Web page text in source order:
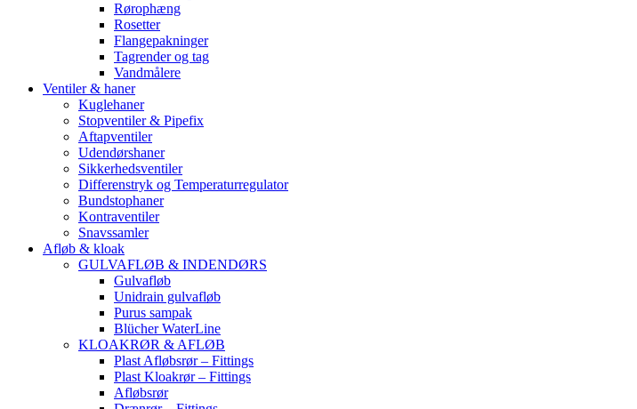
Rørophæng
Rosetter
Flangepakninger
Tagrender og tag
Vandmålere
Ventiler & haner
Kuglehaner
Stopventiler & Pipefix
Aftapventiler
Udendørshaner
Sikkerhedsventiler
Differenstryk og Temperaturregulator
Bundstophaner
Kontraventiler
Snavssamler
Afløb & kloak
GULVAFLØB & INDENDØRS
Gulvafløb
Unidrain gulvafløb
Purus sampak
Blücher WaterLine
KLOAKRØR & AFLØB
Plast Afløbsrør – Fittings
Plast Kloakrør – Fittings
Afløbsrør